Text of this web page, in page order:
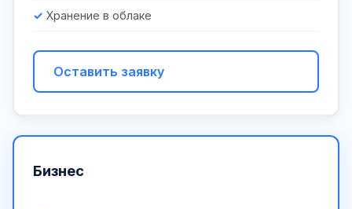
Хранение в облаке
Оставить заявку
Бизнес